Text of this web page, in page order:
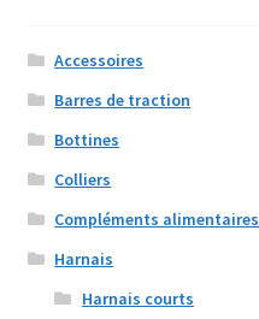
Accessoires
Barres de traction
Bottines
Colliers
Compléments alimentaires
Harnais
Harnais courts